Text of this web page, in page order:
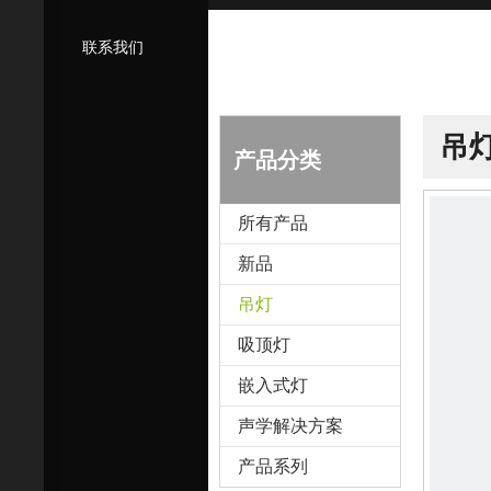
联系我们
产品分类
所有产品
新品
吊灯
吸顶灯
嵌入式灯
声学解决方案
产品系列
吊